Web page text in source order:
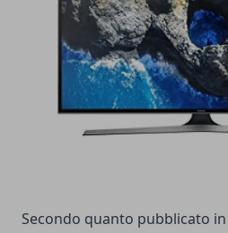
Secondo quanto pubblicato